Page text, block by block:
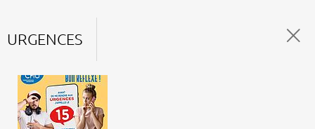
URGENCES